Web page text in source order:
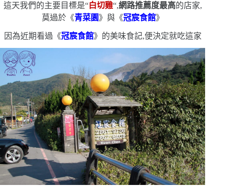
這天我們的主要目標是“白切雞“,網路推薦度最高的店家,
莫過於《青菜園》與《冠宸食館》
因為近期看過《冠宸食館》的美味食記,便決定就吃這家